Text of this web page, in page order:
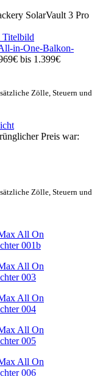
SolarVault 3 Pro
in-One-Balkon-
bis 1.399€
Zölle, Steuern und
Preis war:
Zölle, Steuern und